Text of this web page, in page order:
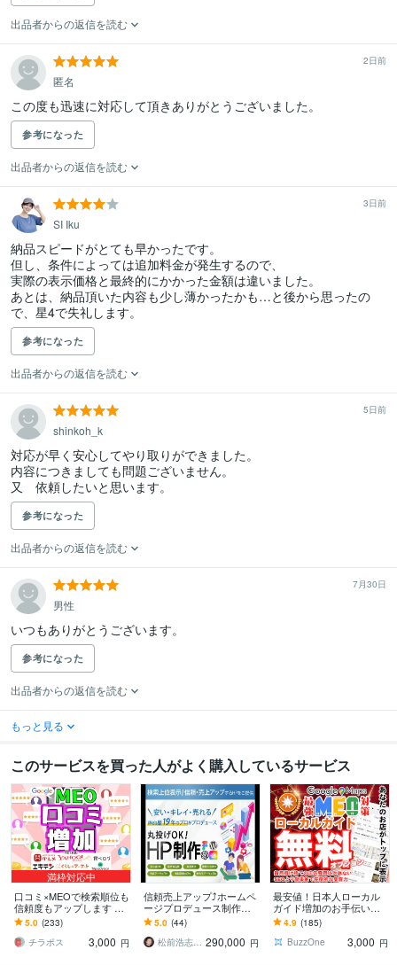
出品者からの返信を読む
2日前
匿名
この度も迅速に対応して頂きありがとうございました。
参考になった
出品者からの返信を読む
3日前
SI Iku
納品スピードがとても早かったです。
但し、条件によっては追加料金が発生するので、
実際の表示価格と最終的にかかった金額は違いました。
あとは、納品頂いた内容も少し薄かったかも…と後から思ったの
で、星4で失礼します。
参考になった
出品者からの返信を読む
5日前
shinkoh_k
対応が早く安心してやり取りができました。
内容につきましても問題ございません。
又　依頼したいと思います。
参考になった
出品者からの返信を読む
7月30日
男性
いつもありがとうございます。
参考になった
出品者からの返信を読む
もっと見る
このサービスを買った人がよく購入しているサービス
満枠対応中
口コミ×MEOで検索順位も
信頼度もアップします リ
アルなクチコミで信頼と
来店数アップ！
5.0 (233)
チラポス
3,000 円
信頼売上アップ⤴ホームペ
ージプロデュース制作し
ます 丸投げOK！19年のプ
ロが検索上位表示SEOに
強いHPで支援
5.0 (44)
松前浩志 Webプロデューサー＠丁寧対応 290,000 円
最安値！日本人ローカル
ガイド増加のお手伝いし
ます ⭐Google認定ローカ
ルガイドは評価が高く信
頼性を高めます
4.9 (185)
BuzzOne
3,000 円